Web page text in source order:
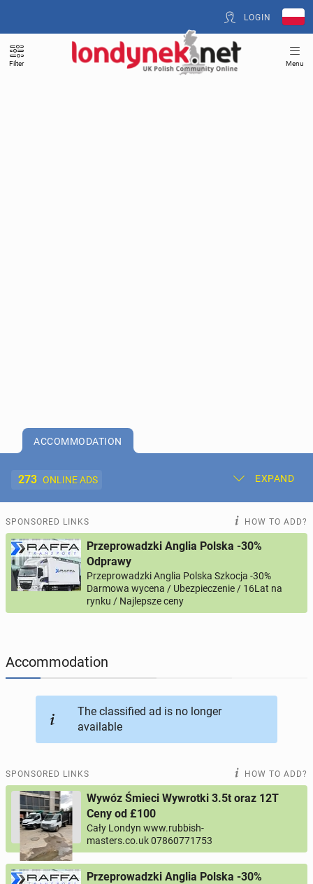
LOGIN
Filter Menu
ACCOMMODATION
273 ONLINE ADS EXPAND
Post New Ad My Ads
Offer and Adverts Price
ACCOMMODATION 273online ads
JOBSEEKERS
BUSINESS
AUTOMOTIVE 12online ads
PERSONALS
SPONSORED LINKS HOW TO ADD?
Przeprowadzki Anglia Polska -30%
Odprawy
Przeprowadzki Anglia Polska Szkocja -30%
Darmowa wycena / Ubezpieczenie / 16Lat na
rynku / Najlepsze ceny
Accommodation
The classified ad is no longer
available
SPONSORED LINKS HOW TO ADD?
Wywóz Śmieci Wywrotki 3.5t oraz 12T
Ceny od £100
Cały Londyn www.rubbish-
masters.co.uk 07860771753
Przeprowadzki Anglia Polska -30%